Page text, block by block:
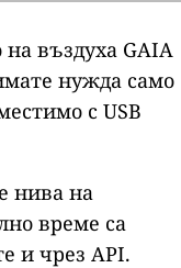
въздуха GAIA
нужда само
с USB
нива на
време са
и чрез API.